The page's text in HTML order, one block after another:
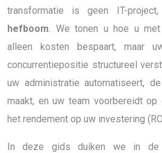
transformatie is geen IT-
hefboom. We tonen u hoe u
alleen kosten bespaart, maar
concurrentiepositie structureel
uw administratie automatiseert,
maakt, en uw team voorbereidt
het rendement op uw investering
In deze gids duiken we in de